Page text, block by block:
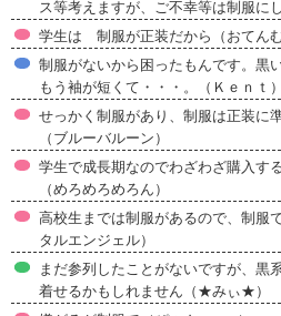
ス等考えますが、ご不幸等は制服に
学生は 制服が正装だから（おてんむ
制服がないから困ったもんです。黒
もう袖が短くて・・・。（Ｋｅｎｔ）
せっかく制服があり、制服は正装に
（ブルーバルーン）
学生で成長期なのでわざわざ購入す
（めろめろめろん）
高校生までは制服があるので、制服
タルエンジェル）
まだ参列したことがないですが、黒
着せるかもしれません（★みぃ★）